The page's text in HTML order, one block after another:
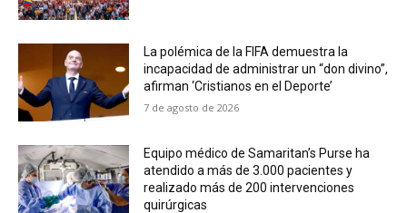
La polémica de la FIFA demuestra la
incapacidad de administrar un “don divino”,
afirman ‘Cristianos en el Deporte’
7 de agosto de 2026
Equipo médico de Samaritan’s Purse ha
atendido a más de 3.000 pacientes y
realizado más de 200 intervenciones
quirúrgicas